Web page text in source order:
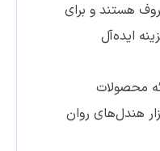
هستند و برای
ایده‌آل
محصولات
هندل‌های روان